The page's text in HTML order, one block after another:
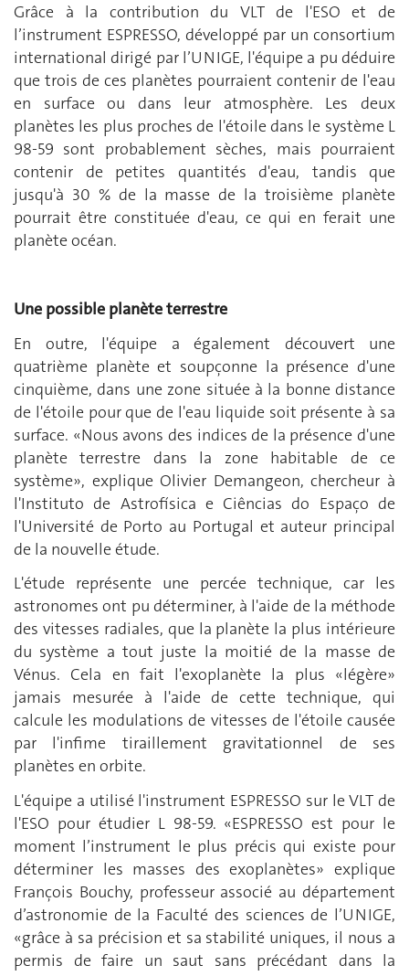
Grâce à la contribution du VLT de l'ESO et de
l’instrument ESPRESSO, développé par un consortium
international dirigé par l’UNIGE, l'équipe a pu déduire
que trois de ces planètes pourraient contenir de l'eau
en surface ou dans leur atmosphère. Les deux
planètes les plus proches de l'étoile dans le système L
98-59 sont probablement sèches, mais pourraient
contenir de petites quantités d'eau, tandis que
jusqu'à 30 % de la masse de la troisième planète
pourrait être constituée d'eau, ce qui en ferait une
planète océan.
Une possible planète terrestre
En outre, l'équipe a également découvert une
quatrième planète et soupçonne la présence d'une
cinquième, dans une zone située à la bonne distance
de l'étoile pour que de l'eau liquide soit présente à sa
surface. «Nous avons des indices de la présence d'une
planète terrestre dans la zone habitable de ce
système», explique Olivier Demangeon, chercheur à
l'Instituto de Astrofísica e Ciências do Espaço de
l'Université de Porto au Portugal et auteur principal
de la nouvelle étude.
L'étude représente une percée technique, car les
astronomes ont pu déterminer, à l'aide de la méthode
des vitesses radiales, que la planète la plus intérieure
du système a tout juste la moitié de la masse de
Vénus. Cela en fait l'exoplanète la plus «légère»
jamais mesurée à l'aide de cette technique, qui
calcule les modulations de vitesses de l'étoile causée
par l'infime tiraillement gravitationnel de ses
planètes en orbite.
L'équipe a utilisé l'instrument ESPRESSO sur le VLT de
l'ESO pour étudier L 98-59. «ESPRESSO est pour le
moment l’instrument le plus précis qui existe pour
déterminer les masses des exoplanètes» explique
François Bouchy, professeur associé au département
d’astronomie de la Faculté des sciences de l’UNIGE,
«grâce à sa précision et sa stabilité uniques, il nous a
permis de faire un saut sans précédant dans la